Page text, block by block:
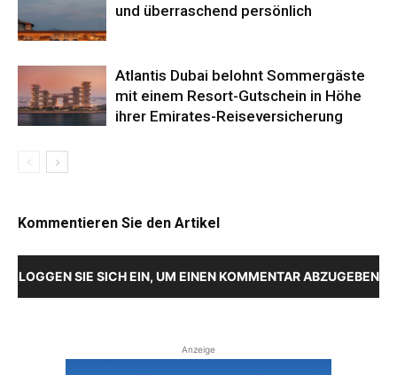
und überraschend persönlich
Atlantis Dubai belohnt Sommergäste
mit einem Resort-Gutschein in Höhe
ihrer Emirates-Reiseversicherung
Kommentieren Sie den Artikel
LOGGEN SIE SICH EIN, UM EINEN KOMMENTAR ABZUGEBEN
Anzeige